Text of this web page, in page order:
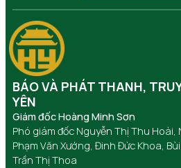
BÁO VÀ PHÁT THANH,
YÊN
Giám đốc Hoàng Minh Sơn
Phó giám đốc Nguyễn Thị Thu Hoài,
Phạm Văn Xướng, Đinh Đức Khoa,
Trần Thị Thoa